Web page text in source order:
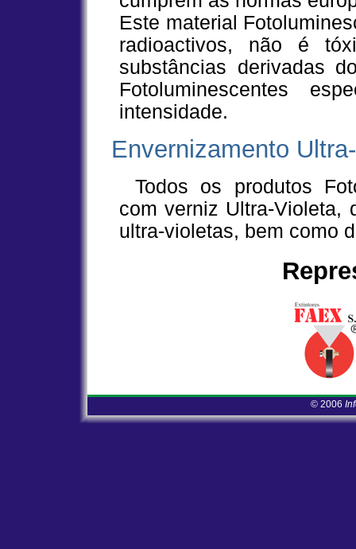
Este material
radioactivos, não é
substâncias derivadas
Fotoluminescentes
intensidade.
Envernizamento
Todos os produtos Fotoluminescentes, têm acabamento
com verniz Ultra-Violeta,
ultra-violetas, bem como
© 2006